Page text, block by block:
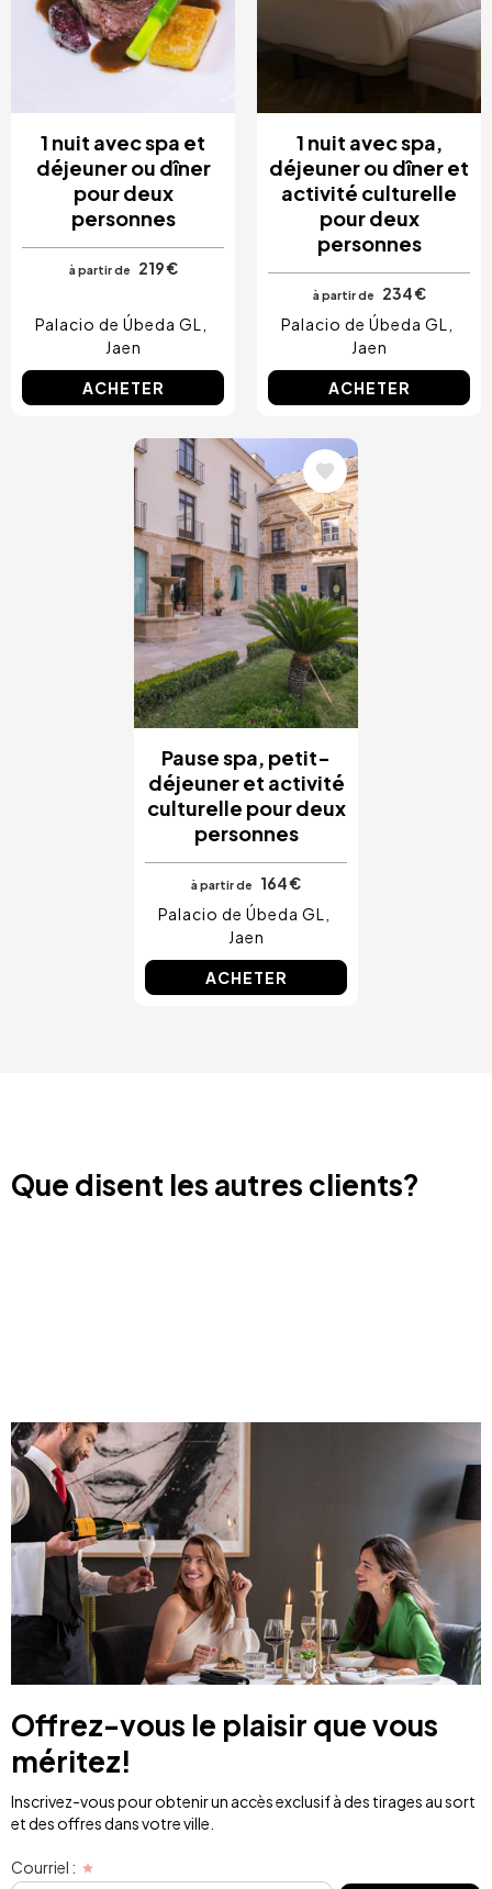
1 nuit avec spa et
déjeuner ou dîner
pour deux
personnes
à partir de 219 €
Palacio de Úbeda GL
Jaen
ACHETER
1 nuit avec spa,
déjeuner ou dîner et
activité culturelle
pour deux
personnes
à partir de
234 €
Palacio de Úbeda GL
Jaen
ACHETER
Image
Pause spa, petit-
déjeuner et activité
culturelle pour deux
personnes
à partir de
164 €
Palacio de Úbeda GL
Jaen
ACHETER
Que disent les autres clients?
Offrez-vous le plaisir que vous
méritez!
Inscrivez-vous pour obtenir un accès exclusif à des tirages au sort
et des offres dans votre ville.
Courriel :